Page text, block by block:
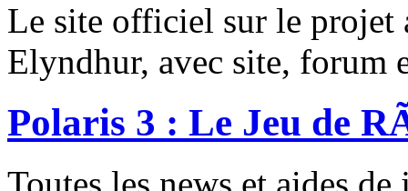
Le site officiel sur le projet
Elyndhur, avec site, forum
Polaris 3 : Le Jeu de